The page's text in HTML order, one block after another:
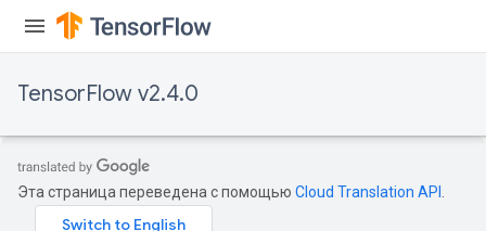
TensorFlow v2.4.0
Эта страница переведена с помощью Cloud Translation API